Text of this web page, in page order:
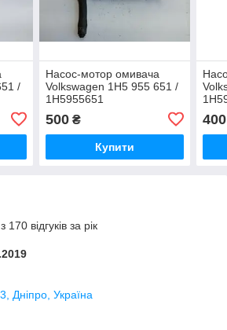
/
Насос-мотор омивача
Volkswagen 1H5 955 651 /
1H5955651
500₴
Купити
400
відгуків за рік
Дніпро, Україна